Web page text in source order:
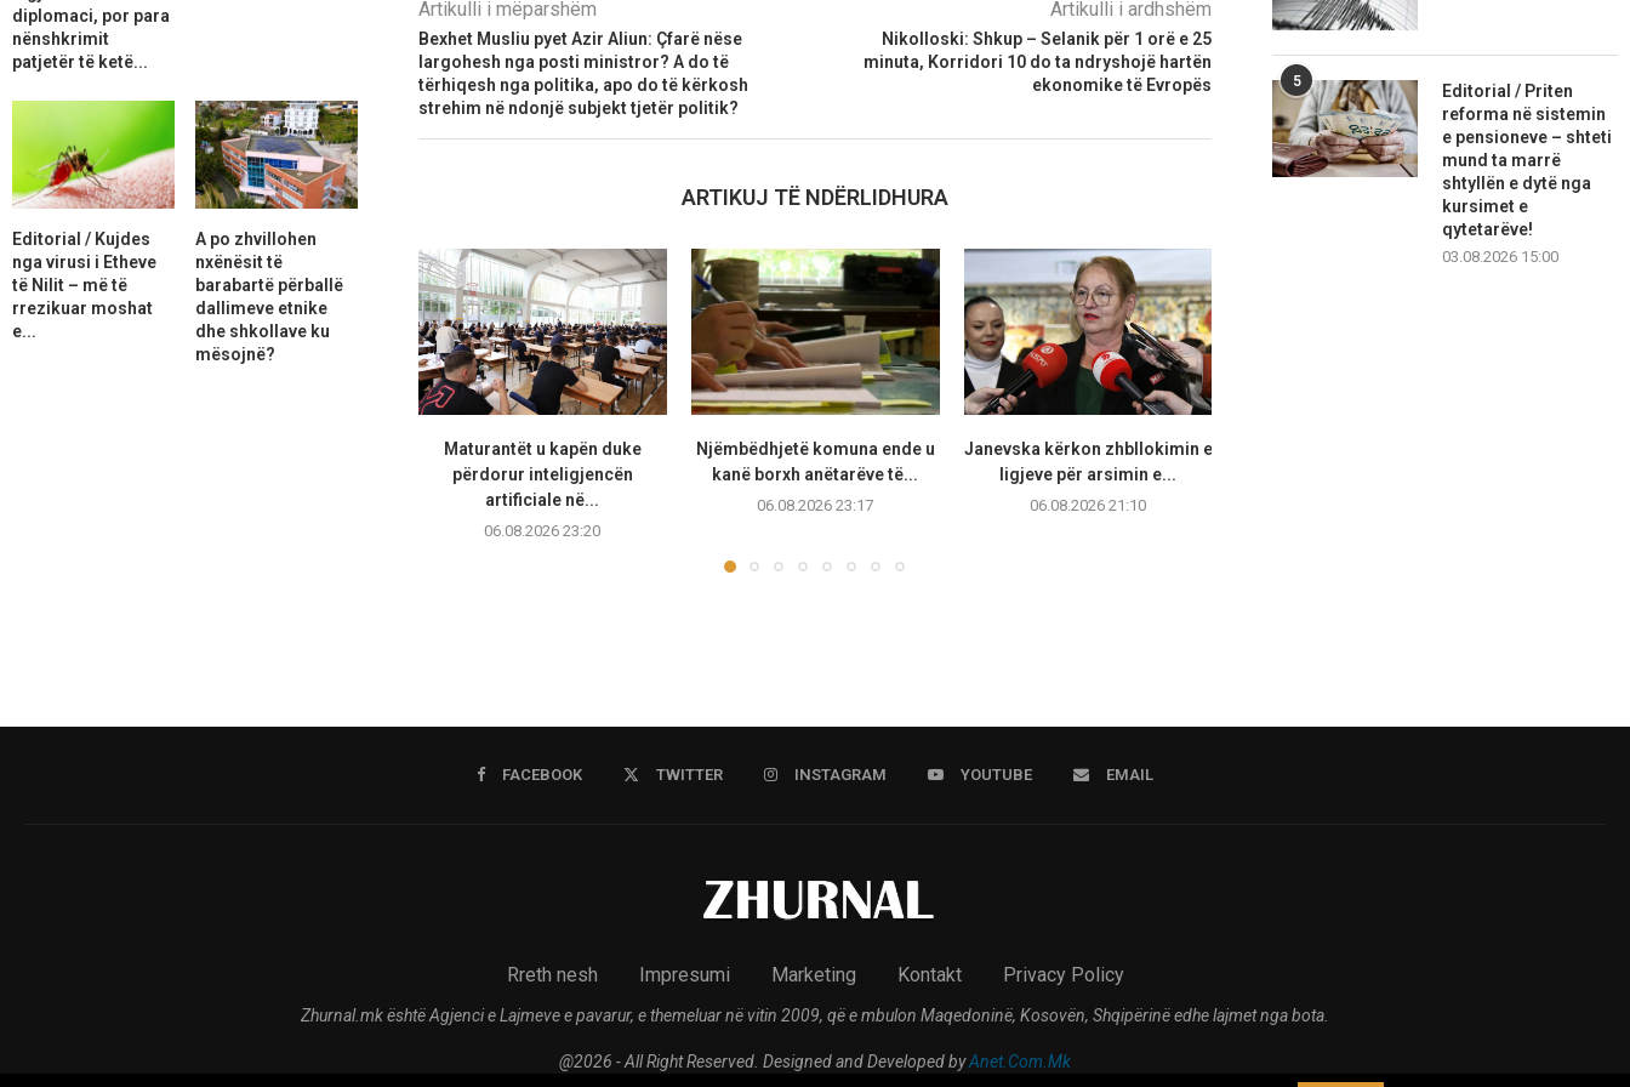
Artikulli i mëparshëm
Bexhet Musliu pyet Azir Aliun: Çfarë nëse
largohesh nga posti ministror? A do të
tërhiqesh nga politika, apo do të kërkosh
strehim në ndonjë subjekt tjetër politik?
Artikulli i ardhshëm
Nikolloski: Shkup – Selanik për 1 orë e 25
minuta, Korridori 10 do ta ndryshojë hartën
ekonomike të Evropës
ARTIKUJ TË NDËRLIDHURA
Maturantët u kapën duke
përdorur inteligjencën
artificiale në...
06.08.2026 23:20
Njëmbëdhjetë komuna ende u
kanë borxh anëtarëve të...
06.08.2026 23:17
Janevska kërkon zhbllokimin e
ligjeve për arsimin e...
06.08.2026 21:10
5
Editorial / Priten
reforma në sistemin
e pensioneve – shteti
mund ta marrë
shtyllën e dytë nga
kursimet e
qytetarëve!
03.08.2026 15:00
diplomaci, por para
nënshkrimit
patjetër të ketë...
Editorial / Kujdes
nga virusi i Etheve
të Nilit – më të
rrezikuar moshat
e...
A po zhvillohen
nxënësit të
barabartë përballë
dallimeve etnike
dhe shkollave ku
mësojnë?
FACEBOOK TWITTER INSTAGRAM YOUTUBE EMAIL
Rreth nesh Impresumi Marketing Kontakt Privacy Policy
Zhurnal.mk është Agjenci e Lajmeve e pavarur, e themeluar në vitin 2009, që e mbulon Maqedoninë, Kosovën, Shqipërinë edhe lajmet nga bota.
@2026 - All Right Reserved. Designed and Developed byAnet.Com.Mk